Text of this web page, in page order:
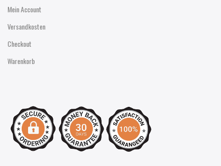
Mein Account
Versandkosten
Checkout
Warenkorb